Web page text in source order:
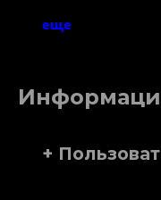
еще
+